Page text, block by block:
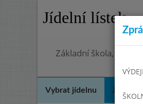
Jídelní lístek
Základní škola,
Vybrat jídelnu Jídelní